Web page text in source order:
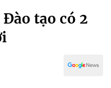
tạo có 2